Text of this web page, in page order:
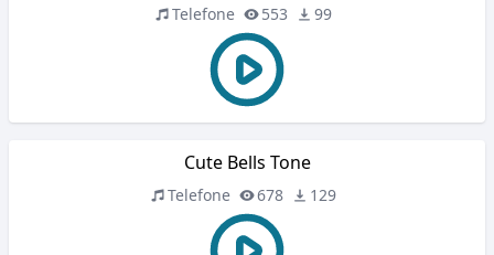
Telefone 553 99
Cute Bells Tone
Telefone 678 129